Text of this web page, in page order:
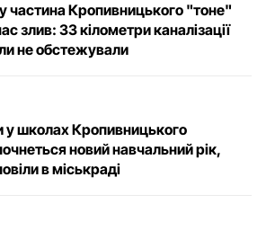
частина Кропивницького "тоне"
злив: 33 кілометри каналізації
не обстежували
у школах Кропивницького
новий навчальний рік,
в міськраді